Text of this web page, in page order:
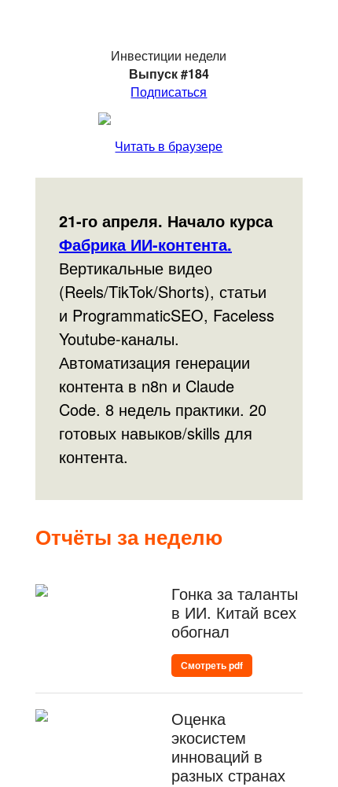
Инвестиции недели
Выпуск #184
Подписаться
Читать в браузере
21-го апреля. Начало курса
Фабрика ИИ-контента.
Вертикальные видео
(Reels/TikTok/Shorts), статьи
и ProgrammaticSEO, Faceless
Youtube-каналы.
Автоматизация генерации
контента в n8n и Claude
Code. 8 недель практики. 20
готовых навыков/skills для
контента.
Отчёты за неделю
Гонка за таланты
в ИИ. Китай всех
обогнал
Смотреть pdf
Оценка
экосистем
инноваций в
разных странах